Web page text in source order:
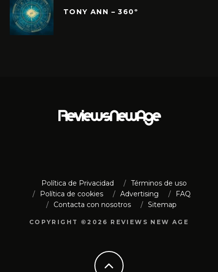
TONY ANN – 360º
Política de Privacidad
Términos de uso
Política de cookies
Advertising
FAQ
Contacta con nosotros
Sitemap
COPYRIGHT ©2026 REVIEWS NEW AGE